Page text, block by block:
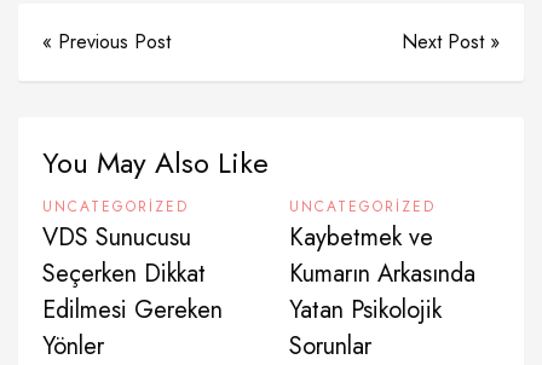
« Previous Post Next Post »
You May Also Like
UNCATEGORIZED
VDS Sunucusu
Seçerken Dikkat
Edilmesi Gereken
Yönler
UNCATEGORIZED
Kaybetmek ve
Kumarın Arkasında
Yatan Psikolojik
Sorunlar